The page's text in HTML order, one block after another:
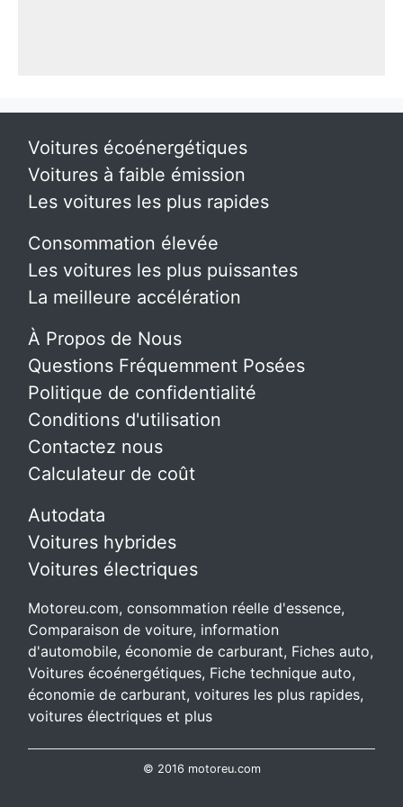
Voitures écoénergétiques
Voitures à faible émission
Les voitures les plus rapides
Consommation élevée
Les voitures les plus puissantes
La meilleure accélération
À Propos de Nous
Questions Fréquemment Posées
Politique de confidentialité
Conditions d'utilisation
Contactez nous
Calculateur de coût
Autodata
Voitures hybrides
Voitures électriques
Motoreu.com, consommation réelle d'essence,
Comparaison de voiture, information
d'automobile, économie de carburant, Fiches auto,
Voitures écoénergétiques, Fiche technique auto,
économie de carburant, voitures les plus rapides,
voitures électriques et plus
© 2016 motoreu.com